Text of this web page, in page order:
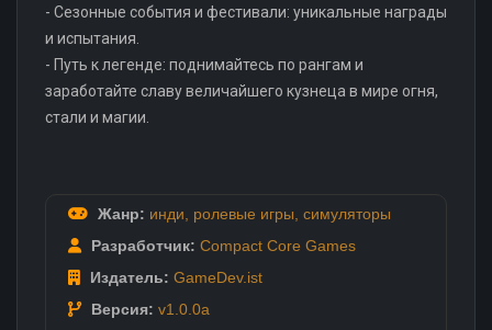
- Сезонные события и фестивали: уникальные награды
и испытания.
- Путь к легенде: поднимайтесь по рангам и
заработайте славу величайшего кузнеца в мире огня,
стали и магии.
Жанр: инди ролевые игры симуляторы
Разработчик: Compact Core Games
Издатель: GameDev.ist
Версия: v1.0.0a